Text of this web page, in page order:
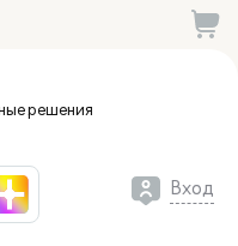
решения
Вход